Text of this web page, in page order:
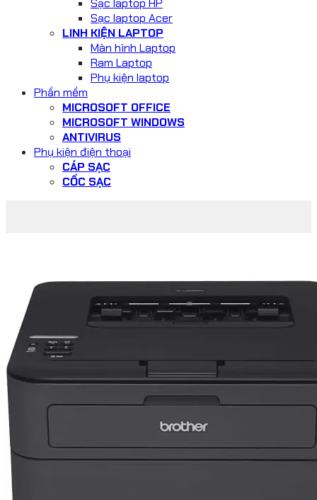
Sạc laptop HP
Sạc laptop Acer
LINH KIỆN LAPTOP
Màn hình Laptop
Ram Laptop
Phụ kiện laptop
Phần mềm
MICROSOFT OFFICE
MICROSOFT WINDOWS
ANTIVIRUS
Phụ kiện điện thoại
CÁP SẠC
CỐC SẠC